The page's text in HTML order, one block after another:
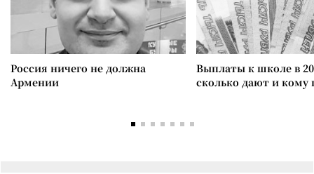
Россия ничего не должна
Армении
Выплаты к школе в
сколько дают и